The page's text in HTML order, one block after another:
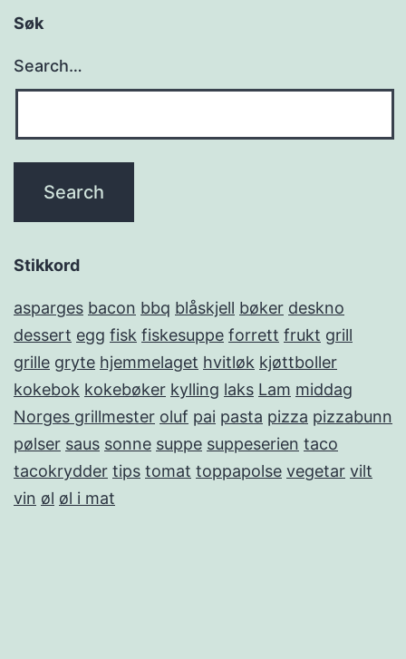
Søk
Search…
Stikkord
asparges bacon bbq blåskjell bøker deskno
dessert egg fisk fiskesuppe forrett frukt grill
grille gryte hjemmelaget hvitløk kjøttboller
kokebok kokebøker kylling laks Lam middag
Norges grillmester oluf pai pasta pizza pizzabunn
pølser saus sonne suppe suppeserien taco
tacokrydder tips tomat toppapolse vegetar vilt
vin øl øl i mat